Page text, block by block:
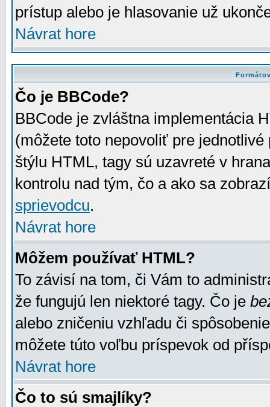
prístup alebo je hlasovanie už
Návrat hore
Čo je BBCode?
BBCode je zvláštna implementácia
(môžete toto nepovoliť pre
štýlu HTML, tagy sú uzavreté v
kontrolu nad tým, čo a ako sa
sprievodcu.
Návrat hore
Môžem používať HTML?
To závisí na tom, či Vám to
že fungujú len niektoré tagy. Čo je
alebo zničeniu vzhľadu či
môžete túto voľbu príspevok od
Návrat hore
Čo to sú smajlíky?